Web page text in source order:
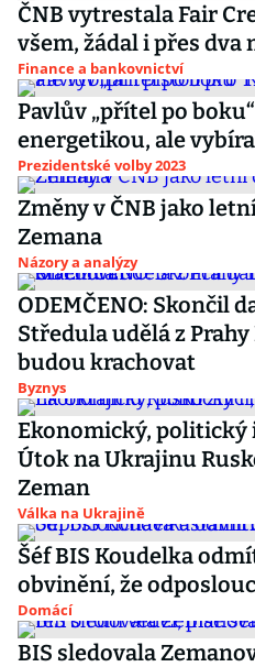
ČNB vytrestala Fair
všem, žádal i přes
Finance a bankovnictví
Pavlův „přítel po
energetikou, ale
Prezidentské volby 2023
Změny v ČNB jako
Zemana
Názory a analýzy
ODEMČENO: Skončil
Středula udělá z
budou krachovat
Byznys
Ekonomický, politický
Útok na Ukrajinu
Zeman
Válka na Ukrajině
Šéf BIS Koudelka
obvinění, že
Domácí
BIS sledovala